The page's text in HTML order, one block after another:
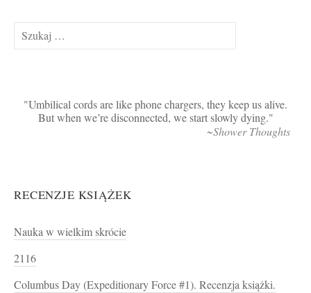
Szukaj:
Umbilical cords are like phone chargers, they keep us alive.
But when we’re disconnected, we start slowly dying.
~Shower Thoughts
RECENZJE KSIĄŻEK
Nauka w wielkim skrócie
2116
Columbus Day (Expeditionary Force #1). Recenzja książki.